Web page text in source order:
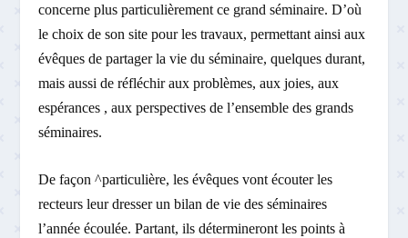
concerne plus particulièrement ce grand séminaire. D’où
le choix de son site pour les travaux, permettant ainsi aux
évêques de partager la vie du séminaire, quelques durant,
mais aussi de réfléchir aux problèmes, aux joies, aux
espérances , aux perspectives de l’ensemble des grands
séminaires.
De façon ^particulière, les évêques vont écouter les
recteurs leur dresser un bilan de vie des séminaires
l’année écoulée. Partant, ils détermineront les points à